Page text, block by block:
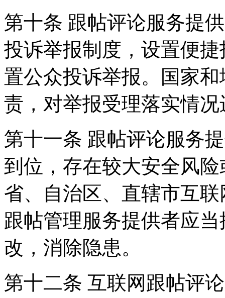
第十条 跟帖评论服务提
投诉举报制度，设置便
置公众投诉举报。国家
责，对举报受理落实情
第十一条 跟帖评论服务
到位，存在较大安全风
省、自治区、直辖市互
跟帖管理服务提供者应
改，消除隐患。
第十二条 互联网跟帖评